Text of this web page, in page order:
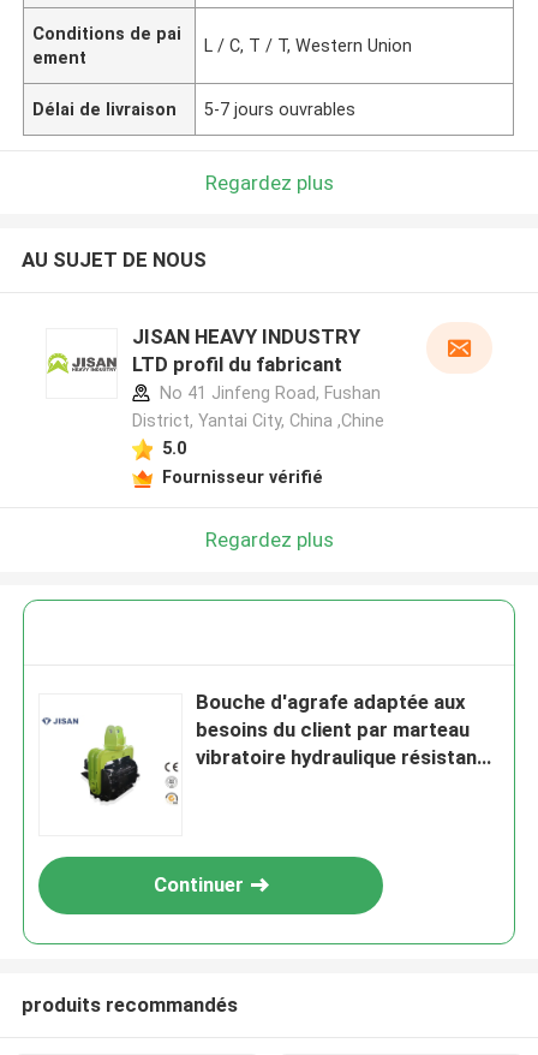
Conditions de pai
ement
L / C, T / T, Western Union
Délai de livraison 5-7 jours ouvrables
Regardez plus
AU SUJET DE NOUS
JISAN HEAVY INDUSTRY
LTD profil du fabricant
No 41 Jinfeng Road, Fushan
District, Yantai City, China ,Chine
5.0
Fournisseur vérifié
Regardez plus
Bouche d'agrafe adaptée aux
besoins du client par marteau
vibratoire hydraulique résistant
Continuer
produits recommandés